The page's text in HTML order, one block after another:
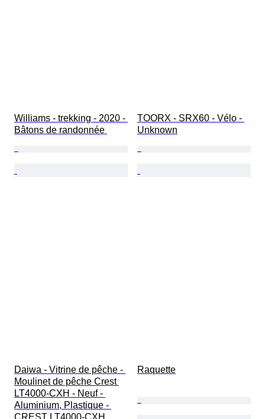
Williams - trekking - 2020 -
Bâtons de randonnée
TOORX - SRX60 - Vélo -
Unknown
Daiwa - Vitrine de pêche -
Moulinet de pêche Crest
LT4000-CXH - Neuf -
Aluminium, Plastique -
Raquette